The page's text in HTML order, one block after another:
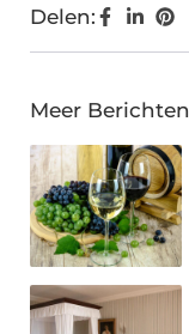
Delen:
Meer Berichten